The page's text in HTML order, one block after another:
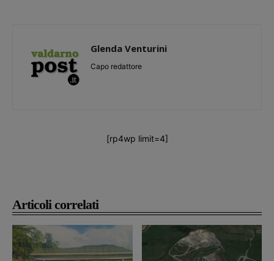
Articoli correlati
Glenda Venturini
Capo redattore
[rp4wp limit=4]